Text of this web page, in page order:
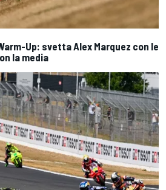
Up: svetta Alex Marquez con le
la media